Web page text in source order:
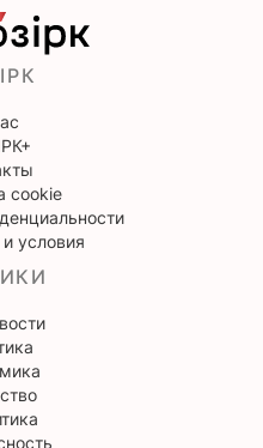
cookie
условия